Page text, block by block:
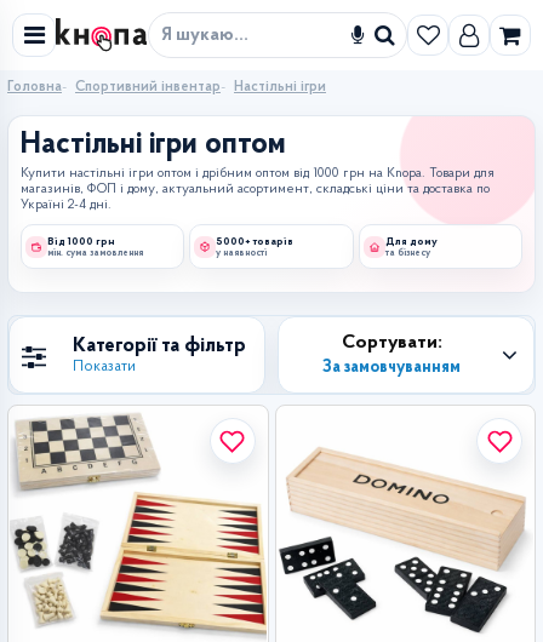
Знайти
Головна Спортивний інвентар Настільні ігри
Настільні ігри оптом
Купити настільні ігри оптом і дрібним оптом від 1000 грн на Knopa. Товари для
магазинів, ФОП і дому, актуальний асортимент, складські ціни та доставка по
Україні 2-4 дні.
Від 1000 грн
мін. сума замовлення
5000+ товарів
у наявності
Для дому
та бізнесу
Категорії та фільтр
Показати
Сортувати:
За замовчуванням